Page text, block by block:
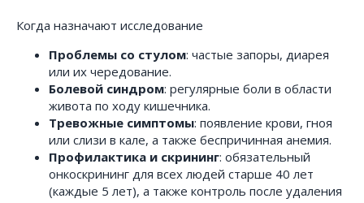
Когда назначают исследование
Проблемы со стулом: частые запоры, диарея
или их чередование.
Болевой синдром: регулярные боли в области
живота по ходу кишечника.
Тревожные симптомы: появление крови, гноя
или слизи в кале, а также беспричинная анемия.
Профилактика и скрининг: обязательный
онкоскрининг для всех людей старше 40 лет
(каждые 5 лет), а также контроль после удаления